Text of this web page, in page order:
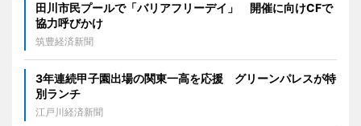
田川市民プールで「バリアフリーデイ」 開催に向けCFで
協力呼びかけ
筑豊経済新聞
3年連続甲子園出場の関東一高を応援 グリーンパレスが特
別ランチ
江戸川経済新聞